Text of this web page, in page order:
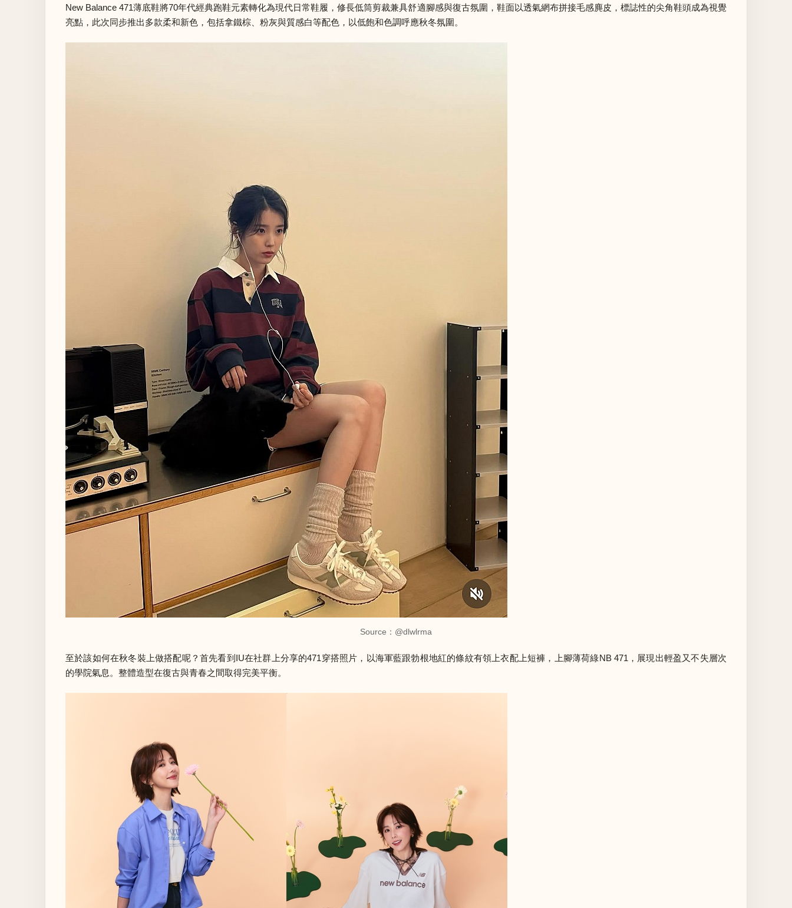
New Balance 471薄底鞋將70年代經典跑鞋元素轉化為現代日常鞋履，修長低筒剪裁兼具舒適腳感與復古氛圍，鞋面以透氣網布拼接毛感麂皮，標誌性的尖角鞋頭成為視覺
亮點，此次同步推出多款柔和新色，包括拿鐵棕、粉灰與質感白等配色，以低飽和色調呼應秋冬氛圍。
Source： @dlwlrma
至於該如何在秋冬裝上做搭配呢？首先看到IU在社群上分享的471穿搭照片，以海軍藍跟勃根地紅的條紋有領上衣配上短褲，上腳薄荷綠NB 471，展現出輕盈又不失層次
的學院氣息。整體造型在復古與青春之間取得完美平衡。